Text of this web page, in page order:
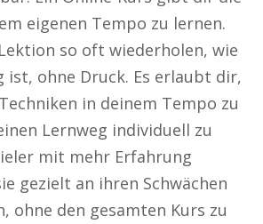
eigenen Tempo zu lernen.
so oft wiederholen, wie
ist, ohne Druck. Es erlaubt dir,
in deinem Tempo zu
Lernweg individuell zu
mit mehr Erfahrung
gezielt an ihren Schwächen
ohne den gesamten Kurs zu